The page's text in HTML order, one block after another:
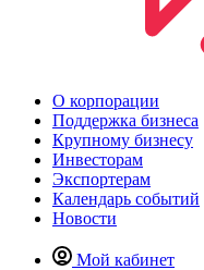
О корпорации
Поддержка бизнеса
Крупному бизнесу
Инвесторам
Экспортерам
Календарь событий
Новости
Мой кабинет